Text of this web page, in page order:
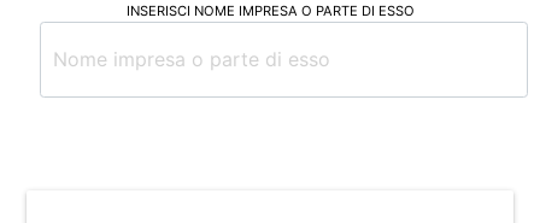
INSERISCI NOME IMPRESA O PARTE DI ESSO